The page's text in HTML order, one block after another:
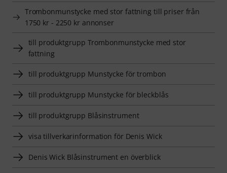
Trombonmunstycke med stor fattning till priser från
1750 kr - 2250 kr annonser
till produktgrupp Trombonmunstycke med stor
fattning
till produktgrupp Munstycke för trombon
till produktgrupp Munstycke för bleckblås
till produktgrupp Blåsinstrument
visa tillverkarinformation för Denis Wick
Denis Wick Blåsinstrument en överblick